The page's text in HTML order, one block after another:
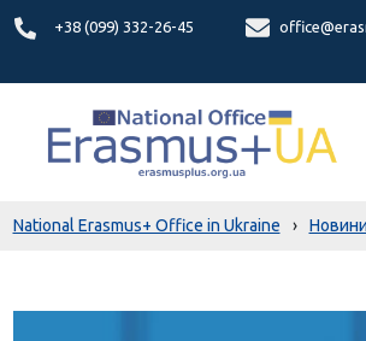
+38 (099) 332-26-45
National Erasmus+ Office in Ukraine › Новини